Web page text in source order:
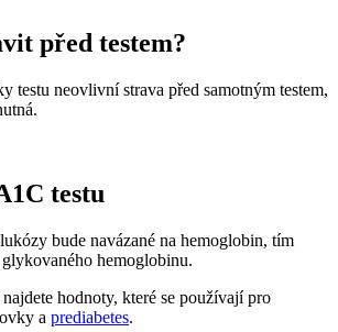
před testem?
testu neovlivní strava před samotným testem,
testu
bude navázané na hemoglobin, tím
hemoglobinu.
hodnoty, které se používají pro
a prediabetes.